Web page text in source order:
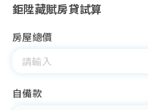
鉅陞藏賦房貸試算
房屋總價
自備款